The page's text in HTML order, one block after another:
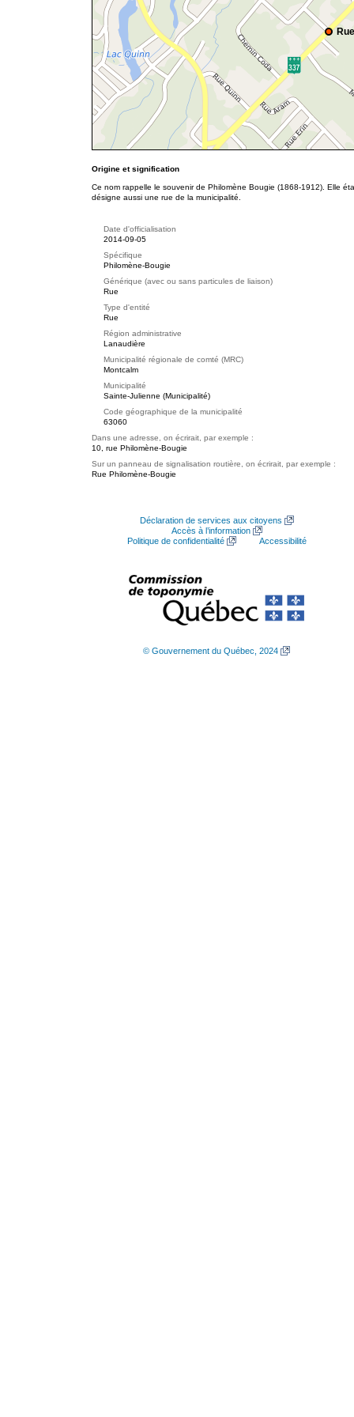
Origine et signification
Ce nom rappelle le souvenir de Philomène Bougie (1868-1912). Elle
désigne aussi une rue de la municipalité.
Date d'officialisation
2014-09-05
Spécifique
Philomène-Bougie
Générique (avec ou sans particules de liaison)
Rue
Type d'entité
Rue
Région administrative
Lanaudière
Municipalité régionale de comté (MRC)
Montcalm
Municipalité
Sainte-Julienne (Municipalité)
Code géographique de la municipalité
63060
Dans une adresse, on écrirait, par exemple :
10, rue Philomène-Bougie
Sur un panneau de signalisation routière, on écrirait, par exemple :
Rue Philomène-Bougie
Déclaration de services aux citoyens
Accès à l’information
Politique de confidentialité
Accessibilité
© Gouvernement du Québec, 2024